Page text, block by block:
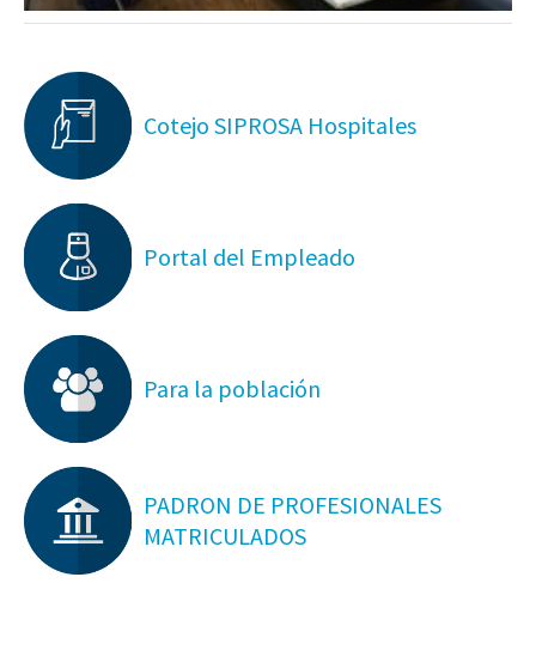
Cotejo SIPROSA Hospitales
Portal del Empleado
Para la población
PADRON DE PROFESIONALES
MATRICULADOS